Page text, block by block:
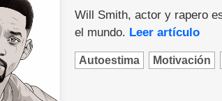
Will Smith, actor y rapero
el mundo. Leer artículo
Autoestima Motivación